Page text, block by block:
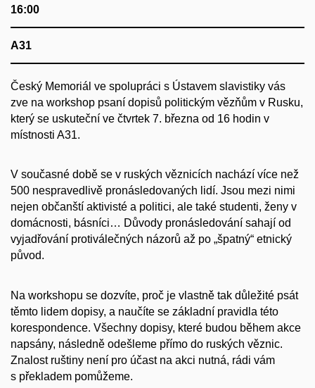
16:00
A31
Český Memoriál ve spolupráci s Ústavem slavistiky vás
zve na workshop psaní dopisů politickým vězňům v Rusku,
který se uskuteční ve čtvrtek 7. března od 16 hodin v
místnosti A31.
V současné době se v ruských věznicích nachází více než
500 nespravedlivě pronásledovaných lidí. Jsou mezi nimi
nejen občanští aktivisté a politici, ale také studenti, ženy v
domácnosti, básníci… Důvody pronásledování sahají od
vyjadřování protiválečných názorů až po „špatný“ etnický
původ.
Na workshopu se dozvíte, proč je vlastně tak důležité psát
těmto lidem dopisy, a naučíte se základní pravidla této
korespondence. Všechny dopisy, které budou během akce
napsány, následně odešleme přímo do ruských věznic.
Znalost ruštiny není pro účast na akci nutná, rádi vám
s překladem pomůžeme.